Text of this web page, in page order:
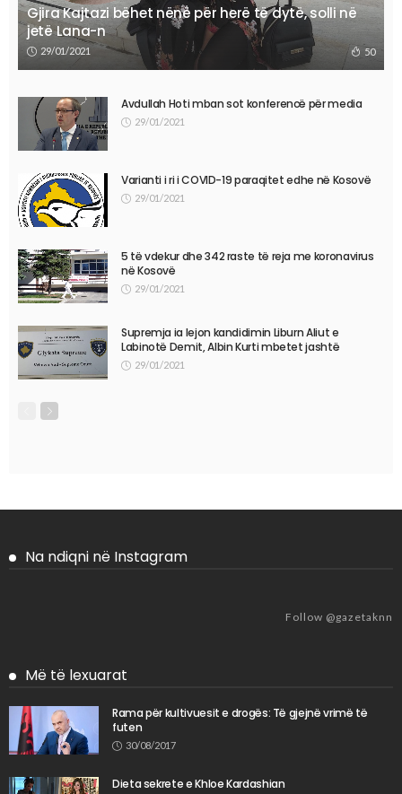
Gjira Kajtazi bëhet nënë për herë të dytë, solli në
jetë Lana-n
29/01/2021 50
Avdullah Hoti mban sot konferencë për media
29/01/2021
Varianti i ri i COVID-19 paraqitet edhe në Kosovë
29/01/2021
5 të vdekur dhe 342 raste të reja me koronavirus
në Kosovë
29/01/2021
Supremja ia lejon kandidimin Liburn Aliut e
Labinotë Demit, Albin Kurti mbetet jashtë
29/01/2021
Na ndiqni në Instagram
Follow @gazetaknn
Më të lexuarat
Rama për kultivuesit e drogës: Të gjejnë vrimë të
futen
30/08/2017
Dieta sekrete e Khloe Kardashian